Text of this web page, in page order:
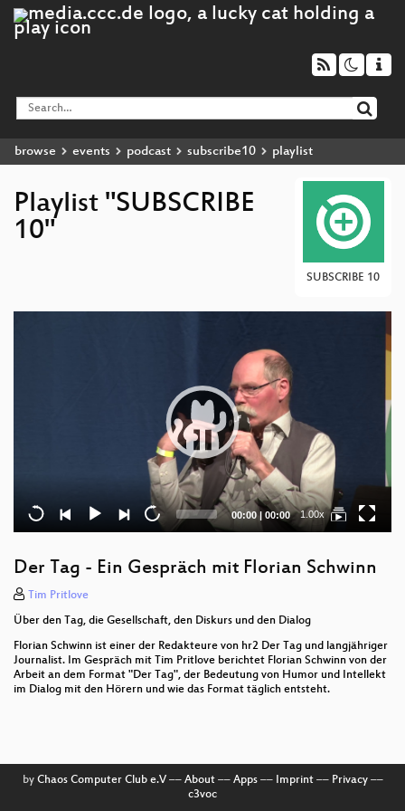
browse events podcast subscribe10 playlist
SUBSCRIBE 10
Playlist "SUBSCRIBE
10"
Current
time
00:00 | Total
duration
00:00 1.00x
Der Tag - Ein Gespräch mit Florian Schwinn
Tim Pritlove
Über den Tag, die Gesellschaft, den Diskurs und den Dialog
Florian Schwinn ist einer der Redakteure von hr2 Der Tag und langjähriger
Journalist. Im Gespräch mit Tim Pritlove berichtet Florian Schwinn von der
Arbeit an dem Format "Der Tag", der Bedeutung von Humor und Intellekt
im Dialog mit den Hörern und wie das Format täglich entsteht.
by Chaos Computer Club e.V–– About–– Apps–– Imprint–– Privacy––
c3voc